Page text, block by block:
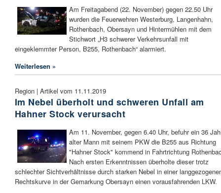
Am Freitagabend (22. November) gegen 22.50 Uhr
wurden die Feuerwehren Westerburg, Langenhahn,
Rothenbach, Obersayn und Hintermühlen mit dem
Stichwort „H3 schwerer Verkehrsunfall mit
eingeklemmter Person, B255, Rothenbach“ alarmiert.
Weiterlesen »
Region | Artikel vom 11.11.2019
Im Nebel überholt und schweren Unfall am
Hahner Stock verursacht
Am 11. November, gegen 6.40 Uhr, befuhr ein 36
alter Mann mit seinem PKW die B255 aus Richtung
"Hahner Stock" kommend in Fahrtrichtung
Nach ersten Erkenntnissen überholte dieser trotz
schlechter Sichtverhältnisse durch starken Nebel in einer
Rechtskurve in der Gemarkung Obersayn einen vorausfahrenden LKW.